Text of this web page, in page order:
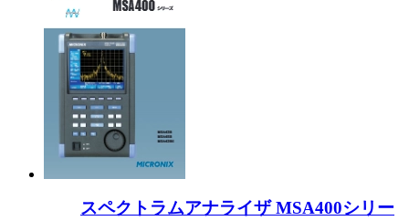
スペクトラムアナライザ MSA400シリー